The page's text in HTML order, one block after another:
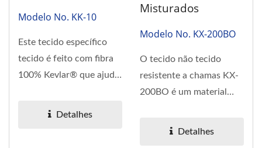
Modelo No. KK-10
Este tecido específico
tecido é feito com fibra
100% Kevlar® que ajuda
Detalhes
Misturados
Modelo No. KX-200BO
O tecido não tecido
resistente a chamas KX-
200BO é um material
desempenho...
Detalhes